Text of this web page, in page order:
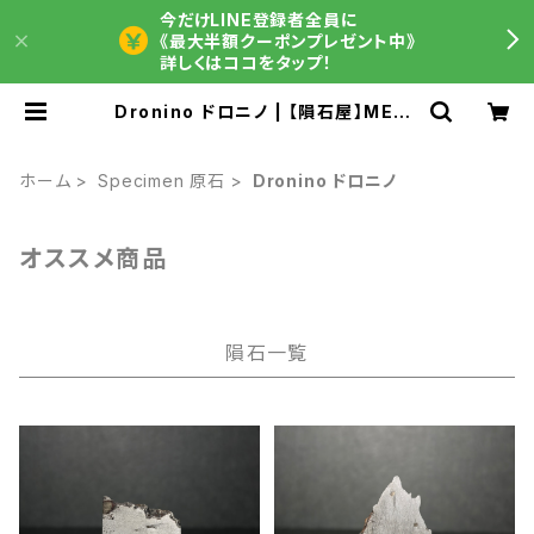
今だけLINE登録者全員に
《最大半額クーポンプレゼント中》
詳しくはココをタップ！
Dronino ドロニノ | 【隕石屋】METE
ホーム Specimen 原石 Dronino ドロニノ
オススメ商品
隕石一覧